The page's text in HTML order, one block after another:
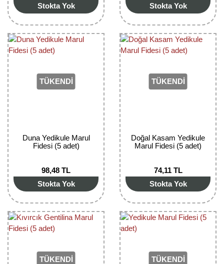
Stokta Yok
Stokta Yok
TÜKENDİ
Duna Yedikule Marul
Fidesi (5 adet)
98,48 TL
Stokta Yok
TÜKENDİ
Doğal Kasam Yedikule
Marul Fidesi (5 adet)
74,11 TL
Stokta Yok
TÜKENDİ TÜKENDİ
Keçiboynuzu Fidanı
Kestane Fidanı
Kivi Fidanı
Kuşburnu Fidanı
Liçi Fidanı
Longan Fidanı
Malta Eriği Fidanı
Mango Fidanı
Melez Meyveler